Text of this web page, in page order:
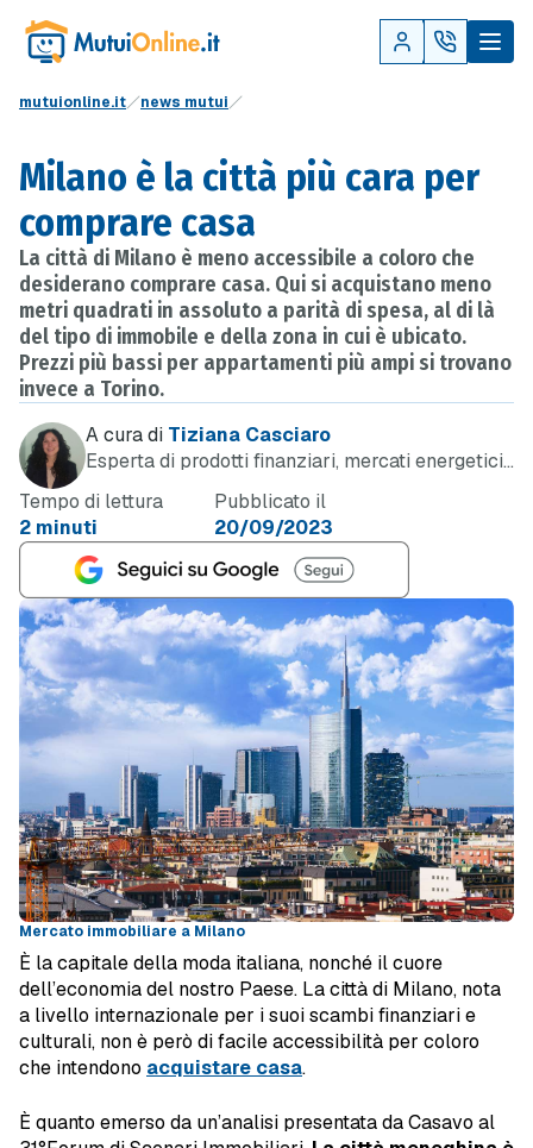
mutuionline.it news mutui
Milano è la città più cara per
comprare casa
La città di Milano è meno accessibile a coloro che
desiderano comprare casa. Qui si acquistano meno
metri quadrati in assoluto a parità di spesa, al di là
del tipo di immobile e della zona in cui è ubicato.
Prezzi più bassi per appartamenti più ampi si trovano
invece a Torino.
A cura di Tiziana Casciaro
Esperta di prodotti finanziari, mercati energetici
Tempo di lettura
2 minuti
Pubblicato il
20/09/2023
Mercato immobiliare a Milano
È la capitale della moda italiana, nonché il cuore
dell’economia del nostro Paese. La città di Milano, nota
a livello internazionale per i suoi scambi finanziari e
culturali, non è però di facile accessibilità per coloro
che intendono acquistare casa.
È quanto emerso da un’analisi presentata da Casavo al